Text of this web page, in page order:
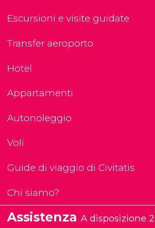
Escursioni e visite guidate
Transfer aeroporto
Hotel
Appartamenti
Autonoleggio
Voli
Guide di viaggio di Civitatis
Chi siamo?
Assistenza A disposizione